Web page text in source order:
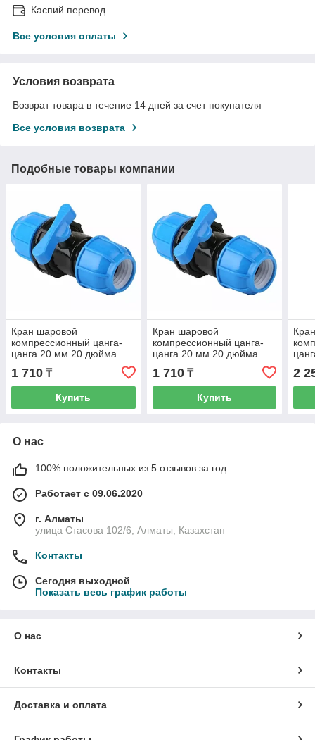
Каспий перевод
Все условия оплаты
Условия возврата
Возврат товара в течение 14 дней за счет покупателя
Все условия возврата
Подобные товары компании
Кран шаровой
компрессионный цанга-
цанга 20 мм 20 дюйма
1 710 ₸
Купить
Кран шаровой
компрессионный цанга-
цанга 20 мм 20 дюйма
1 710₸
Купить
2
О нас
100% положительных из 5 отзывов за год
Работает с 09.06.2020
г. Алматы
улица Стасова 102/6, Алматы, Казахстан
Контакты
Сегодня выходной
Показать весь график работы
О нас
Контакты
Доставка и оплата